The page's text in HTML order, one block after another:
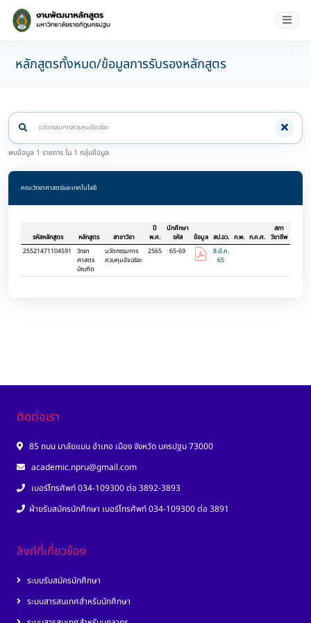
หลักสูตรทั้งหมด/ข้อมูลการรับรองหลักสูตร
พบข้อมูล 1 รายการ ใน 1 กลุ่มข้อมูล
คณะวิทยาศาสตร์และเทคโนโลยี
รหัสหลักสูตร หลักสูตร สาขาวิชา
ปี
พ.ศ.
นักศึกษา
รหัส
ข้อมูล สป.อว. ก.พ. ก.ค.ศ.
สภา
วิชาชีพ
25521471104591
วิทยา
ศาสตร
บัณฑิต
นวัตกรรมการ
ควบคุมอัจฉริยะ
2565 65-69
8 มี.ค.
65
ติดต่อเรา
85 ถนน มาลัยแมน อำเภอ เมือง จังหวัด นครปฐม 73000
academic.npru@gmail.com
เบอร์โทรศัพท์ 034-109300 ต่อ 3892-3893
ฝ่ายรับสมัครนักศึกษา เบอร์โทรศัพท์ 034-109300 ต่อ 3891
ลิงค์ที่เกี่ยวข้อง
ระบบรับสมัครนักศึกษา
ระบบสารสนเทศสำหรับนักศึกษา